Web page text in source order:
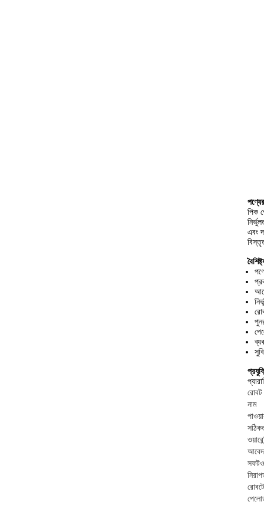
পিক
এবং
রোবট
নাম